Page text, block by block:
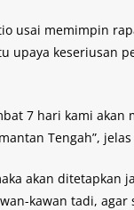
usai memimpin
upaya keseriusan
7 hari kami
Tengah”,
akan ditetapkan
kawan tadi,